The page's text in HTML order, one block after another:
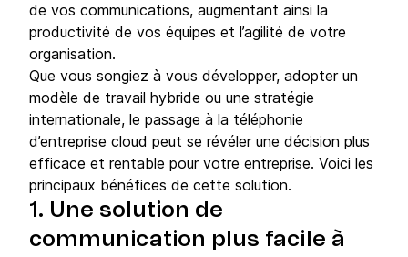
de vos communications, augmentant ainsi la
productivité de vos équipes et l’agilité de votre
organisation.
Que vous songiez à vous développer, adopter un
modèle de travail hybride ou une stratégie
internationale, le passage à la téléphonie
d’entreprise cloud peut se révéler une décision plus
efficace et rentable pour votre entreprise. Voici les
principaux bénéfices de cette solution.
1. Une solution de
communication plus facile à